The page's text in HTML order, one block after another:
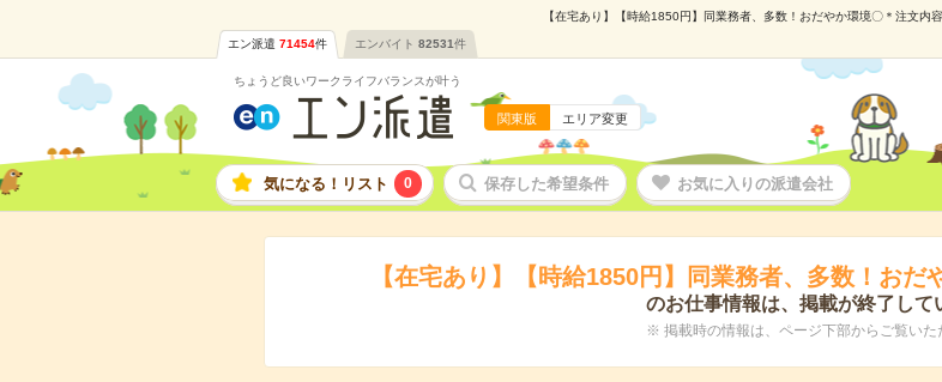
【在宅あり】【時給1850円】同業務者、多数！おだやか環境〇＊注文
エン派遣 71454件 エンバイト 82531件
ちょうど良いワークライフバランスが叶う
関東版 エリア変更
気になる！リスト 0 保存した希望条件 お気に入りの派遣会社
【在宅あり】【時給1850円】同業務者、多数！お
のお仕事情報は、掲載が終了して
※ 掲載時の情報は、ページ下部からご覧いた